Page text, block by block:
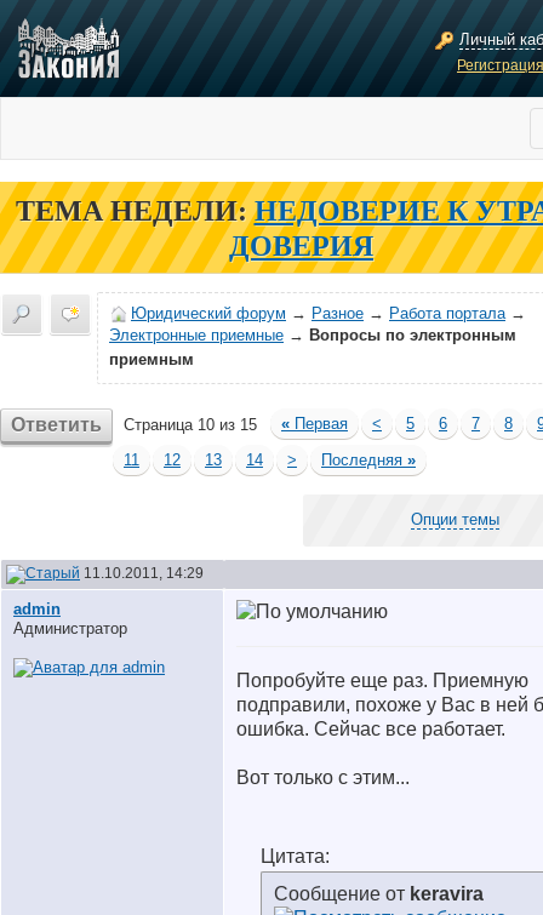
Личный
ТЕМА НЕДЕЛИ: НЕДОВЕРИЕ К
ДОВЕРИЯ
Юридический форум → Разное → Работа портала→
Электронные приемные → Вопросы по электронным
приемным
Ответить Страница 10 из 15 « Первая < 5 6 7 8
11
12 13 14 > Последняя »
Опции темы
11.10.2011, 14:29
аdmin
Администратор
Попробуйте еще раз. Приемную
подправили, похоже у Вас в ней
ошибка. Сейчас все работает.
Вот только с этим...
Цитата:
Сообщение от keravira